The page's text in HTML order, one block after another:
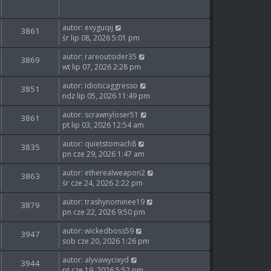
3861 autor: exyguqij
śr lip 08, 2026 5:01 pm
3869 autor: rareoutsider35
wt lip 07, 2026 2:28 pm
3851 autor: idioticaggresso
ndz lip 05, 2026 11:49 pm
3861 autor: scrawnyloser51
pt lip 03, 2026 12:54 am
3835 autor: quietstomach8
pn cze 29, 2026 1:47 am
3863 autor: etherealweapon2
śr cze 24, 2026 2:22 pm
3879 autor: trashynominee19
pn cze 22, 2026 9:50 pm
3947 autor: wickedboss59
sob cze 20, 2026 1:26 pm
3944 autor: alyvawycixyd